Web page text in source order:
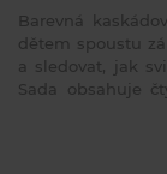
Barevná
dětem spoustu
a sledovat, jak
Sada obsahuje
malé dětské